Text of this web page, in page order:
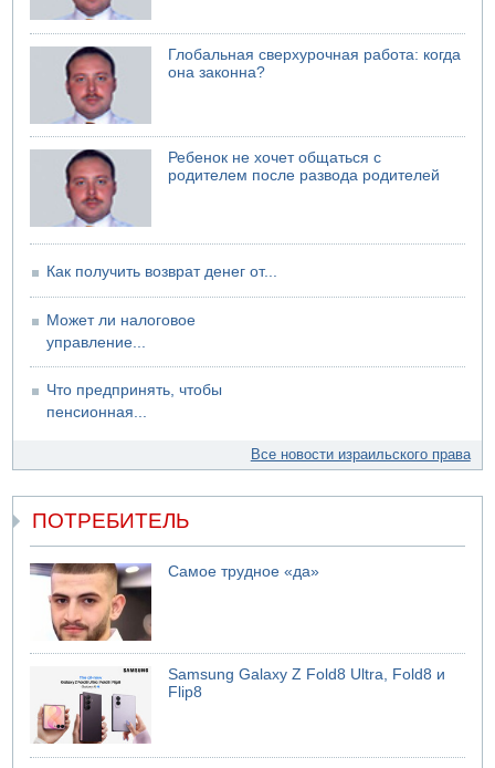
И еще иранские агенты
06.08.2026 13:13
Арестованы двое подозреваемых в стрельбе по
электрической компании
06.08.2026 13:07
Возле Кирьят-Арбы пожар на местности
06.08.2026 12:06
США не будут давить на Израиль в вопросе Ливана
06.08.2026 11:41
Глобальная сверхурочная работа: когда
она законна?
Ребенок не хочет общаться с
родителем после развода родителей
Как получить возврат денег от...
Может ли налоговое
управление...
Что предпринять, чтобы
пенсионная...
Все новости израильского права
ПОТРЕБИТЕЛЬ
Самое трудное «да»
Samsung Galaxy Z Fold8 Ultra, Fold8 и
Flip8